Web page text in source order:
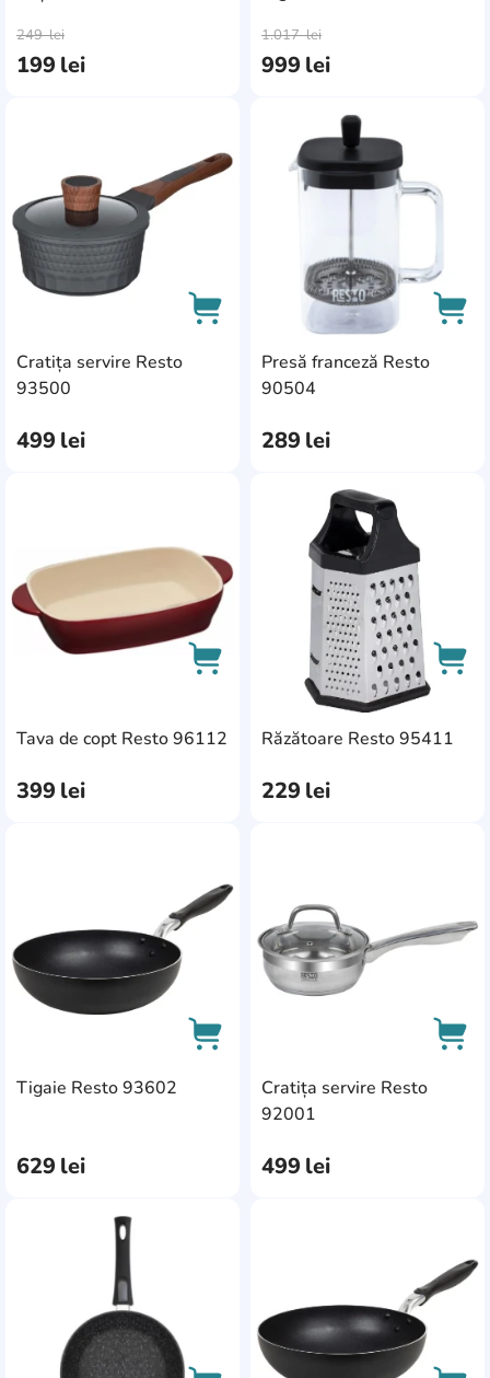
199 lei
249lei
AddCardToCart
999 lei
1.017lei
Cratița servire Resto
93500
499 lei
AddCardToFavourite
AddCardToCart
Presă franceză Resto
90504
289 lei
Tava de copt Resto 96112
399 lei
AddCardToFavourite
AddCardToCart
Răzătoare Resto 95411
229 lei
Tigaie Resto 93602
629 lei
AddCardToCart
Cratița servire Resto
92001
499 lei